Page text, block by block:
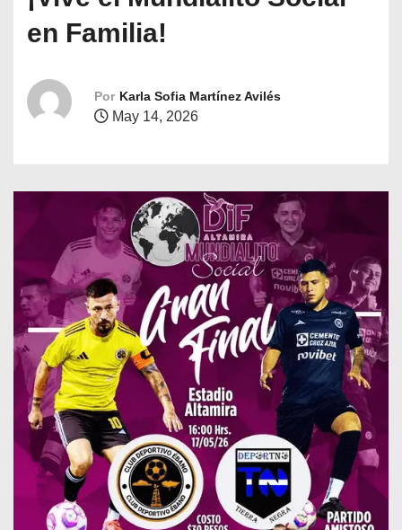
en Familia!
Por Karla Sofia Martínez Avilés
May 14, 2026